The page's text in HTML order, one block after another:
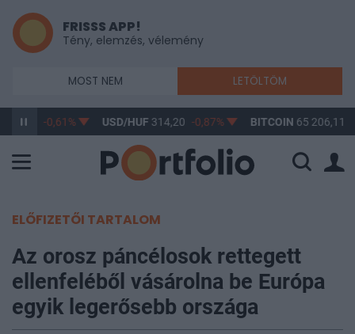
FRISSS APP!
Tény, elemzés, vélemény
MOST NEM LETÖLTÖM
363,17 -0,61% USD/HUF314,20 -0,87% BITCOIN65 206,11
ELŐFIZETŐI TARTALOM
Az orosz páncélosok rettegett
ellenfeléből vásárolna be Európa
egyik legerősebb országa